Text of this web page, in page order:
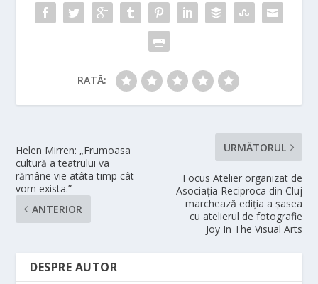
RATĂ:
Helen Mirren: „Frumoasa
cultură a teatrului va
rămâne vie atâta timp cât
vom exista.”
ANTERIOR
URMĂTORUL
Focus Atelier organizat de
Asociaţia Reciproca din Cluj
marchează ediţia a şasea
cu atelierul de fotografie
Joy In The Visual Arts
DESPRE AUTOR